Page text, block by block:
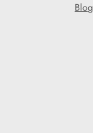
Blog